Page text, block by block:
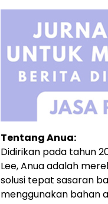
Tentang Anua:
Didirikan pada tahun
Lee, Anua adalah
solusi tepat sasaran
menggunakan bahan